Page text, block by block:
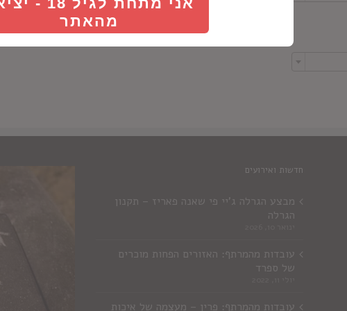
חדשות ואירועים
מבצע הגרלה ג'יי פי שאנה פאריז – תקנון
הגרלה
עובדות מהמרתף: האזורים הפחות מוכרים
של ספרד
עובדות מהמרתף: פרין – מעצמה של איכות
מהאתר